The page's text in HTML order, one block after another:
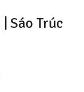
Sáo Trúc